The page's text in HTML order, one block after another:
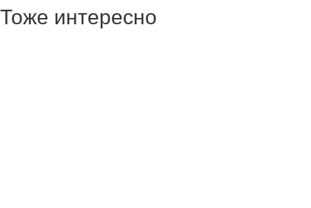
Тоже интересно